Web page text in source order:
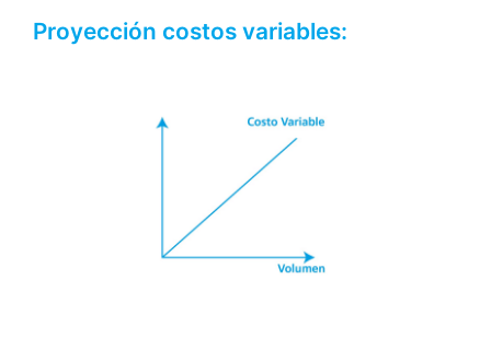
Proyección costos variables: